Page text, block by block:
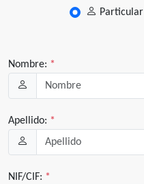
Particular
Nombre: *
Apellido: *
NIF/CIF: *